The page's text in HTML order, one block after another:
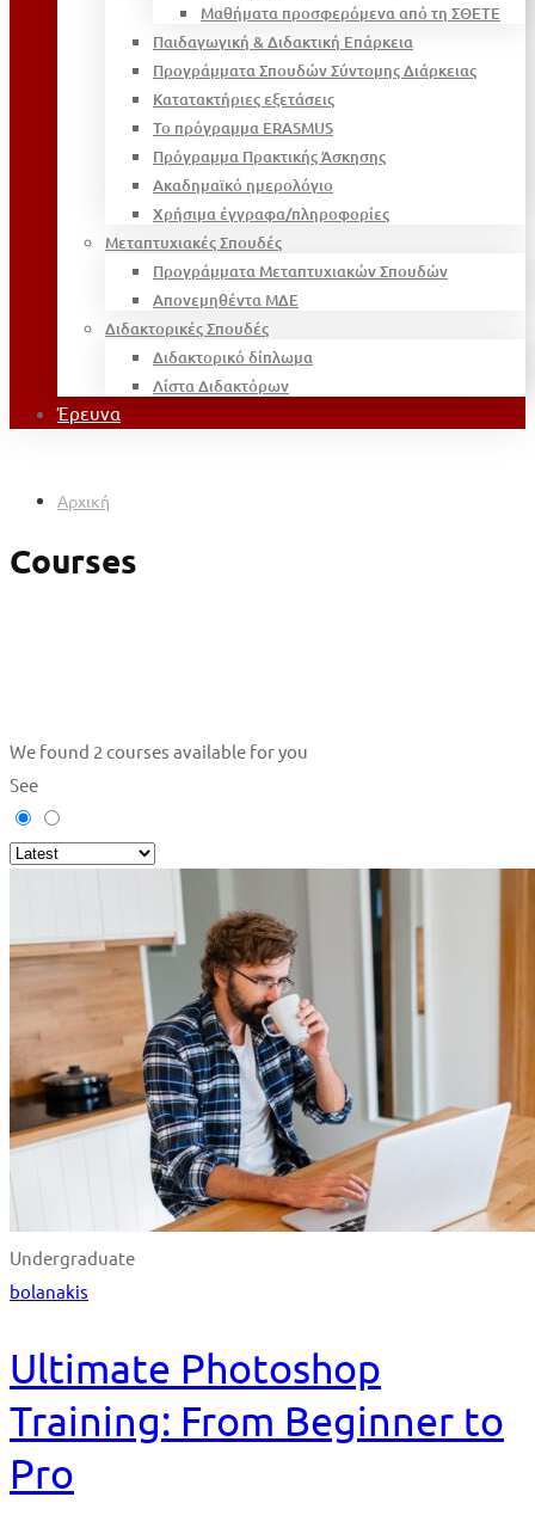
Μαθήματα προσφερόμενα από τη ΣΘΕΤΕ
Παιδαγωγική & Διδακτική Επάρκεια
Προγράμματα Σπουδών Σύντομης Διάρκειας
Κατατακτήριες εξετάσεις
Το πρόγραμμα ERASMUS
Πρόγραμμα Πρακτικής Άσκησης
Ακαδημαϊκό ημερολόγιο
Χρήσιμα έγγραφα/πληροφορίες
Μεταπτυχιακές Σπουδές
Προγράμματα Μεταπτυχιακών Σπουδών
Απονεμηθέντα ΜΔΕ
Διδακτορικές Σπουδές
Διδακτορικό δίπλωμα
Λίστα Διδακτόρων
Έρευνα
Αρχική
Courses
We found 2 courses available for you
See
Undergraduate
bolanakis
Ultimate Photoshop
Training: From Beginner to
Pro